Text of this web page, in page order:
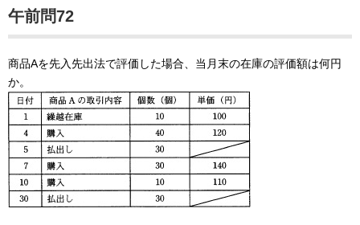
午前問72
商品Aを先入先出法で評価した場合、当月末の在庫の評価額は何円
か。